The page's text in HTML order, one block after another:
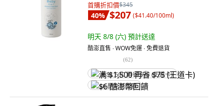
首購折扣價$345
40% $207 ($41.40/100ml)
明天 8/8 (六) 預計送達
酷澎直售 ∙ WOW免運 ∙ 免費退貨
(62)
满 $1,500 再省 $75 (王道卡)
$6 酷澎幣回饋